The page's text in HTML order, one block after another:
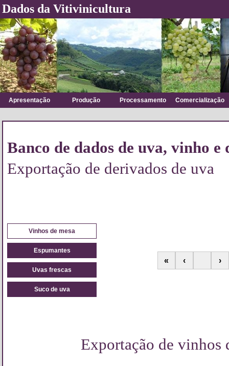
Dados da Vitivinicultura
Apresentação Produção Processamento Comercialização
Banco de dados de uva, vinho e
Exportação de derivados de uva
Vinhos de mesa
Espumantes
Uvas frescas
Suco de uva
« ‹ ›
Exportação de vinhos